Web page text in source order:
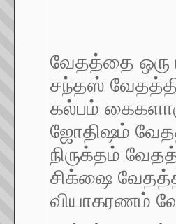
வேதத்தை ஒரு
சந்தஸ்
கல்பம்
ஜோதிஷம்
நிருக்தம்
சிக்ஷை
வியாகரணம்